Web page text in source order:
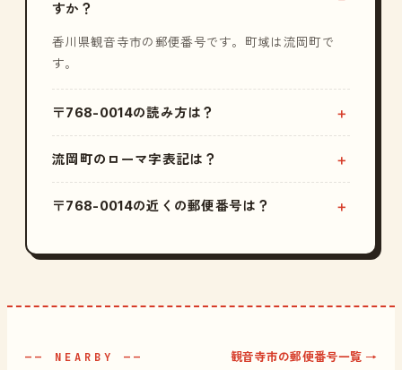
すか？
香川県観音寺市の郵便番号です。町域は流岡町で
す。
〒768-0014の読み方は？
流岡町のローマ字表記は？
〒768-0014の近くの郵便番号は？
—— NEARBY —— 観音寺市の郵便番号一覧 →